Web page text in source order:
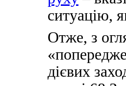
ситуацію,
Отже, з
дієвих